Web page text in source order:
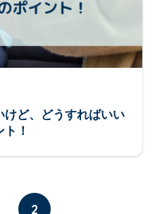
けど、どうすればいい
！
2